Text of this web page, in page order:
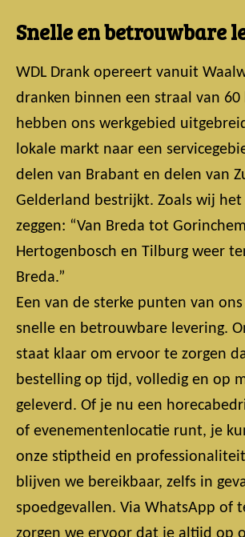
Snelle en betrouwbare
WDL Drank opereert vanuit
dranken binnen een straal van 60
hebben ons werkgebied
lokale markt naar een
delen van Brabant en delen van
Gelderland bestrijkt. Zoals wij het
zeggen: “Van Breda tot
Hertogenbosch en Tilburg weer
Breda.”
Een van de sterke punten van
snelle en betrouwbare levering.
staat klaar om ervoor te zorgen
bestelling op tijd, volledig en op
geleverd. Of je nu een
of evenementenlocatie runt, je
onze stiptheid en
blijven we bereikbaar, zelfs in
spoedgevallen. Via WhatsApp of